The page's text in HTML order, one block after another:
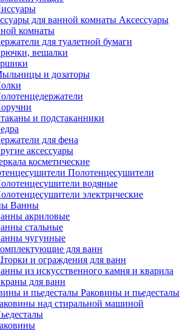
Аксессуары
комнаты
для туалетной бумаги
вешалки
и дозаторы
и подстаканники
для фена
аксессуары
косметические
Полотенцесушители
водяные
электрические
Ванны
акриловые
стальные
чугунные
для ванн
и ограждения для ванн
из искусственного камня и кварила
для ванн
Раковины и пьедесталы
над стиральной машиной